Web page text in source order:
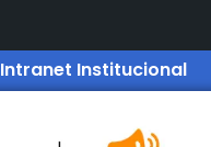
Intranet Institucional